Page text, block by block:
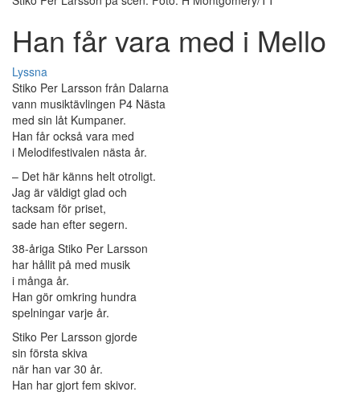
Han får vara med i Mello
Lyssna
Stiko Per Larsson från Dalarna
vann musiktävlingen P4 Nästa
med sin låt Kumpaner.
Han får också vara med
i Melodifestivalen nästa år.
– Det här känns helt otroligt.
Jag är väldigt glad och
tacksam för priset,
sade han efter segern.
38-åriga Stiko Per Larsson
har hållit på med musik
i många år.
Han gör omkring hundra
spelningar varje år.
Stiko Per Larsson gjorde
sin första skiva
när han var 30 år.
Han har gjort fem skivor.